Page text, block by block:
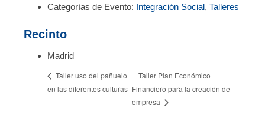
Categorías de Evento: Integración Social, Talleres
Recinto
Madrid
Taller uso del pañuelo
en las diferentes culturas
Taller Plan Económico
Financiero para la creación de
empresa